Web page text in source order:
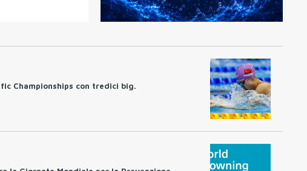
Championships con tredici big.